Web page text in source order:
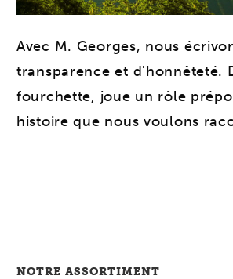
Avec M. Georges, nous
transparence et d'honnêteté.
fourchette, joue un rôle
histoire que nous voulons
NOTRE ASSORTIMENT